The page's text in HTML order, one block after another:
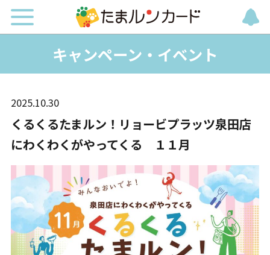
キャンペーン・イベント
2025.10.30
くるくるたまルン！リョービプラッツ泉田店
にわくわくがやってくる １１月